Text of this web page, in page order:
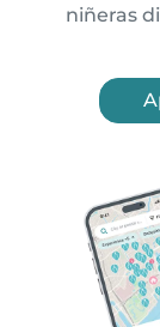
niñeras